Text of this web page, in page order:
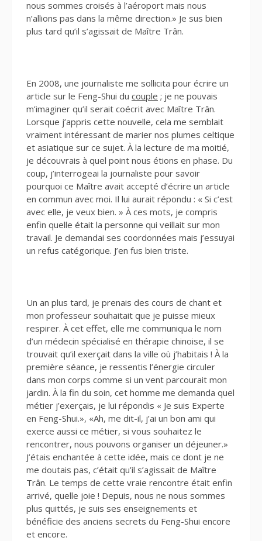
nous sommes croisés à l’aéroport mais nous
n’allions pas dans la même direction.» Je sus bien
plus tard qu’il s’agissait de Maître Trân.
En 2008, une journaliste me sollicita pour écrire un
article sur le Feng-Shui du couple ; je ne pouvais
m’imaginer qu’il serait coécrit avec Maître Trân.
Lorsque j’appris cette nouvelle, cela me semblait
vraiment intéressant de marier nos plumes celtique
et asiatique sur ce sujet. À la lecture de ma moitié,
je découvrais à quel point nous étions en phase. Du
coup, j’interrogeai la journaliste pour savoir
pourquoi ce Maître avait accepté d’écrire un article
en commun avec moi. Il lui aurait répondu : « Si c’est
avec elle, je veux bien. » À ces mots, je compris
enfin quelle était la personne qui veillait sur mon
travail. Je demandai ses coordonnées mais j’essuyai
un refus catégorique. J’en fus bien triste.
Un an plus tard, je prenais des cours de chant et
mon professeur souhaitait que je puisse mieux
respirer. À cet effet, elle me communiqua le nom
d’un médecin spécialisé en thérapie chinoise, il se
trouvait qu’il exerçait dans la ville où j’habitais ! À la
première séance, je ressentis l’énergie circuler
dans mon corps comme si un vent parcourait mon
jardin. À la fin du soin, cet homme me demanda quel
métier j’exerçais, je lui répondis « Je suis Experte
en Feng-Shui.», «Ah, me dit-il, j’ai un bon ami qui
exerce aussi ce métier, si vous souhaitez le
rencontrer, nous pouvons organiser un déjeuner.»
J’étais enchantée à cette idée, mais ce dont je ne
me doutais pas, c’était qu’il s’agissait de Maître
Trân. Le temps de cette vraie rencontre était enfin
arrivé, quelle joie ! Depuis, nous ne nous sommes
plus quittés, je suis ses enseignements et
bénéficie des anciens secrets du Feng-Shui encore
et encore.